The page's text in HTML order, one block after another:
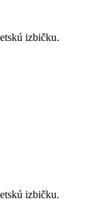
izbičku.
izbičku.